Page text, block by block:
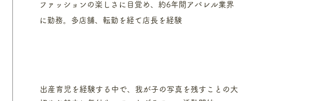
ファッションの楽しさに目覚め、約6年間アパレル業界
に勤務。多店舗、転勤を経て店長を経験
出産育児を経験する中で、我が子の写真を残すことの大